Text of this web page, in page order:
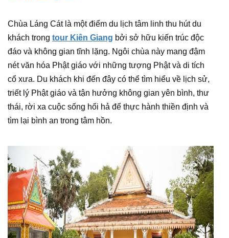
Chùa Láng Cát là một điểm du lịch tâm linh thu hút du
khách trong tour Kiên Giang bởi sở hữu kiến trúc độc
đáo và không gian tĩnh lặng. Ngôi chùa này mang đậm
nét văn hóa Phật giáo với những tượng Phật và di tích
cổ xưa. Du khách khi đến đây có thể tìm hiểu về lịch sử,
triết lý Phật giáo và tận hưởng không gian yên bình, thư
thái, rời xa cuộc sống hối hả để thực hành thiền định và
tìm lại bình an trong tâm hồn.